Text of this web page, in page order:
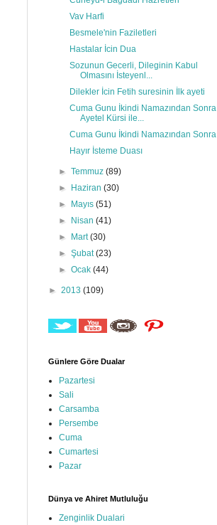
Vav Harfi
Besmele'nin Faziletleri
Hastalar İcin Dua
Sozunun Gecerli, Dileginin Kabul
Olmasını İsteyenl...
Dilekler İcin Fetih suresinin İlk ayeti
Cuma Gunu İkindi Namazından Sonra
Ayetel Kürsi ile...
Cuma Gunu İkindi Namazından Sonra
Hayır İsteme Duası
►Temmuz(89)
►
Haziran(30)
►
Mayıs(51)
►
Nisan(41)
►
Mart(30)
►Şubat(23)
►Ocak(44)
► 2013 (109)
Günlere Göre Dualar
Pazartesi
Sali
Carsamba
Persembe
Cuma
Cumartesi
Pazar
Dünya ve Ahiret Mutluluğu
Zenginlik Dualari